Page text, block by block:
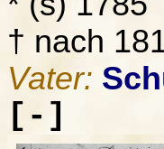
† nach
Vater:
[-]